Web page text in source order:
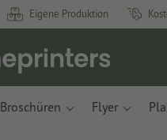
Eigene Produktion
Broschüren Flyer